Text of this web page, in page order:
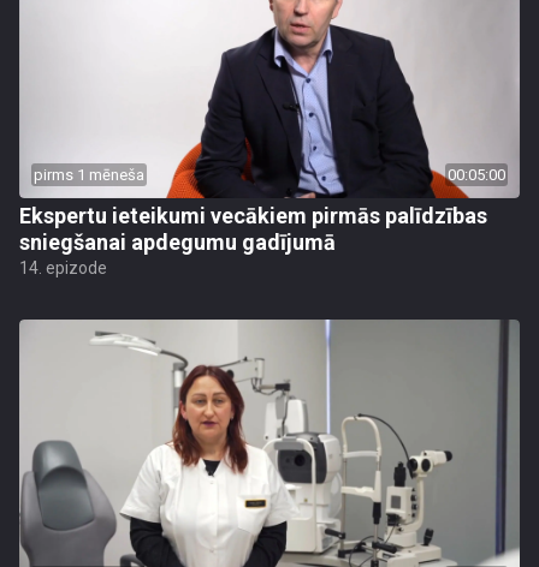
pirms 1 mēneša 00:05:00
Ekspertu ieteikumi vecākiem pirmās palīdzības
sniegšanai apdegumu gadījumā
14. epizode